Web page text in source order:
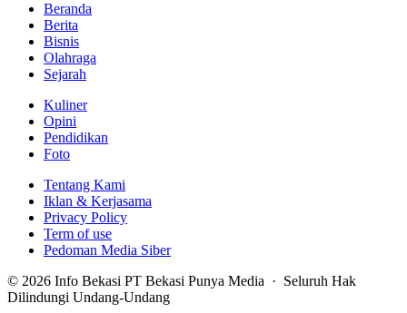
Beranda
Berita
Bisnis
Olahraga
Sejarah
Kuliner
Opini
Pendidikan
Foto
Tentang Kami
Iklan & Kerjasama
Privacy Policy
Term of use
Pedoman Media Siber
© 2026 Info Bekasi PT Bekasi Punya Media · Seluruh Hak
Dilindungi Undang-Undang